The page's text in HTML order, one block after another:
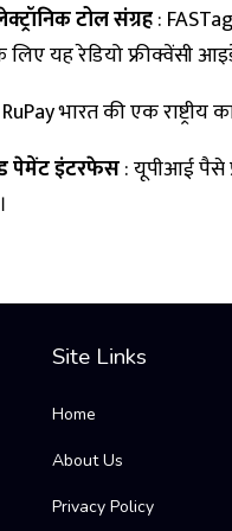
टोल संग्रह:
यह रेडियो फ्रीक्वेंसी
भारत की एक राष्ट्रीय
पेमेंट इंटरफेस: यूपीआई पैसे
Site Links
Home
About Us
Privacy Policy